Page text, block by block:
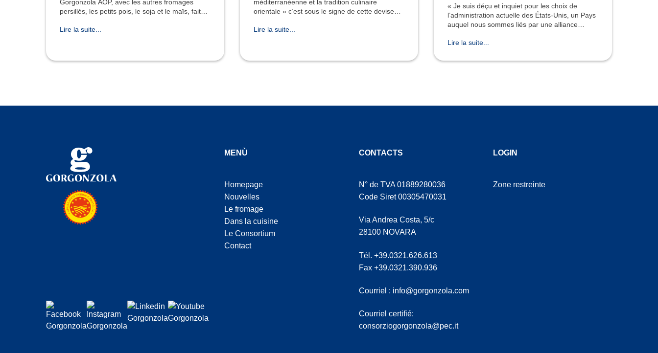
Gorgonzola AOP, avec les autres fromages
persillés, les petits pois, le soja et le maïs, fait
prévenir l’Alzheimer
Lire la suite...
méditerranéenne et la tradition culinaire
orientale » c’est sous le signe de cette devise
quelques-uns des meille
Lire la suite...
« Je suis déçu et inquiet pour les choix de
l’administration actuelle des États-Unis, un Pays
auquel nous sommes liés par une alliance
et culturels. N
Lire la suite...
MENÙ
Homepage
Nouvelles
Le fromage
Dans la cuisine
Le Consortium
Contact
CONTACTS
N° de TVA 01889280036
Code Siret 00305470031
Via Andrea Costa, 5/c
28100 NOVARA
Tél. +39.0321.626.613
Fax +39.0321.390.936
Courriel : info@gorgonzola.com
Courriel certifié:
consorziogorgonzola@pec.it
LOGIN
Zone restreinte